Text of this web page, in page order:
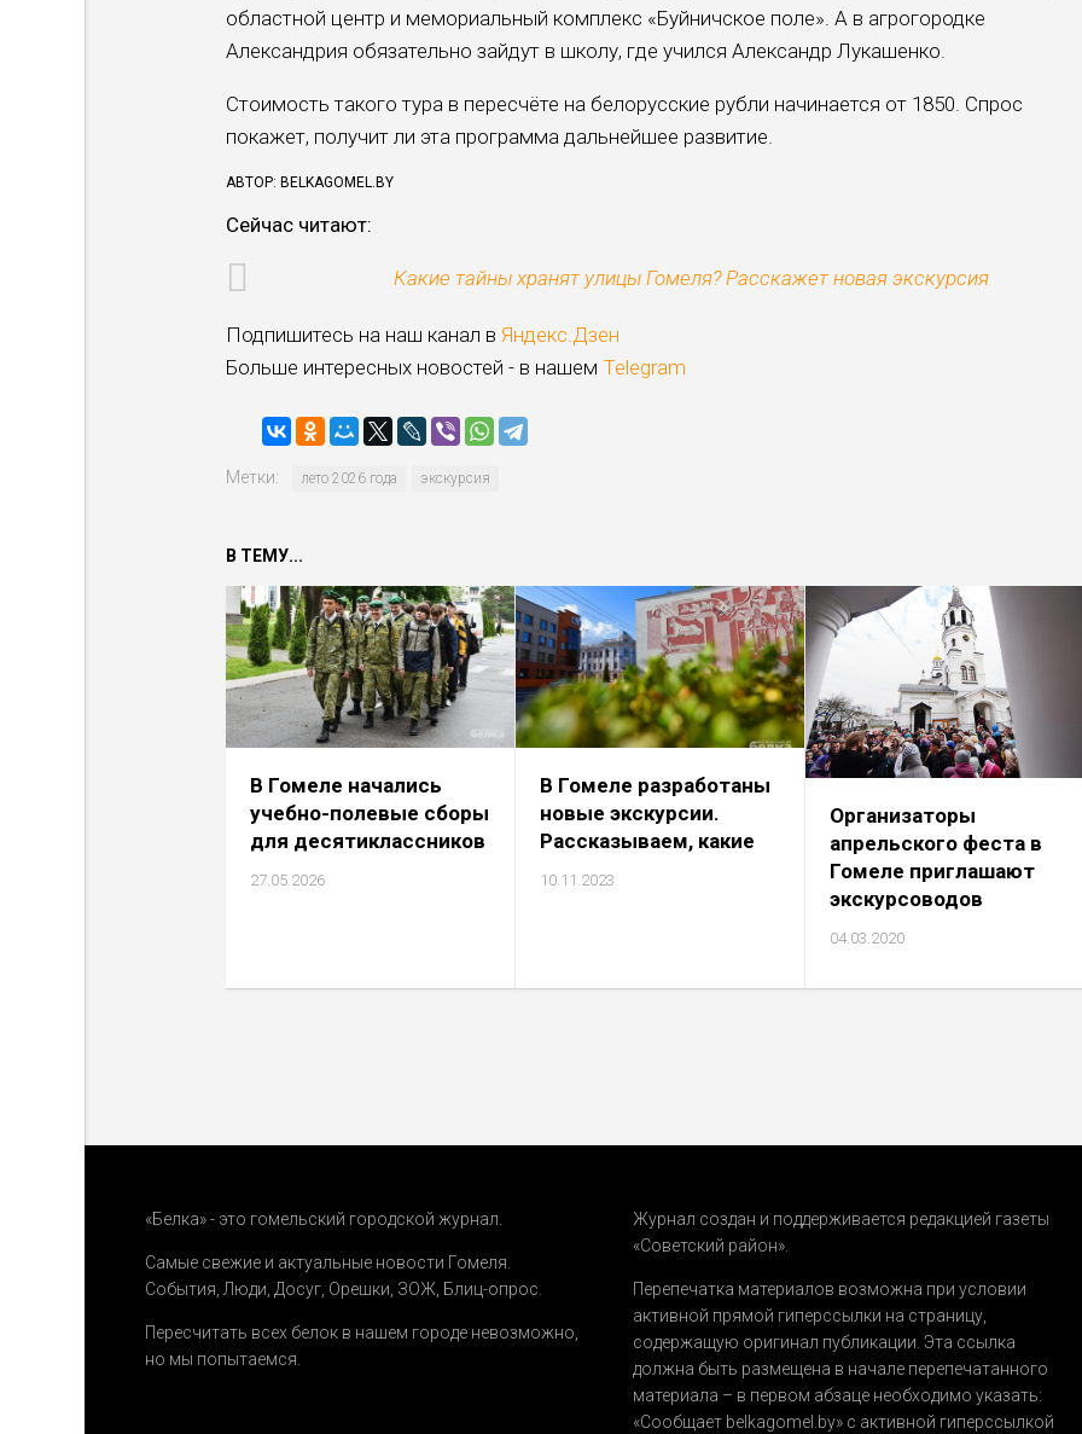
областной центр и мемориальный комплекс «Буйничское поле». А в агрогородке
Александрия обязательно зайдут в школу, где учился Александр Лукашенко.
Стоимость такого тура в пересчёте на белорусские рубли начинается от 1850. Спрос
покажет, получит ли эта программа дальнейшее развитие.
АВТОР: BELKAGOMEL.BY
Сейчас читают:
Какие тайны хранят улицы Гомеля? Расскажет новая экскурсия
Подпишитесь на наш канал в Яндекс.Дзен
Больше интересных новостей - в нашем Telegram
Метки: лето 2026 года экскурсия
В ТЕМУ...
В Гомеле начались
учебно-полевые сборы
для десятиклассников
27.05.2026
В Гомеле разработаны
новые экскурсии.
Рассказываем, какие
10.11.2023
Организаторы
апрельского феста в
Гомеле приглашают
экскурсоводов
04.03.2020
«Белка» - это гомельский городской журнал.
Самые свежие и актуальные новости Гомеля.
События,Люди, Досуг, Орешки, ЗОЖ, Блиц-опрос.
Пересчитать всех белок в нашем городе невозможно,
но мы попытаемся.
Журнал создан и поддерживается редакцией газеты
«Советский район».
Перепечатка материалов возможна при условии
активной прямой гиперссылки на страницу,
содержащую оригинал публикации. Эта ссылка
должна быть размещена в начале перепечатанного
материала – в первом абзаце необходимо указать:
«Сообщает belkagomel.by»с активной гиперссылкой